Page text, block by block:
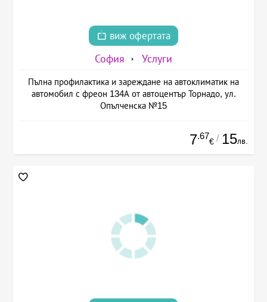
виж офертата
София Услуги
Пълна профилактика и зареждане на автоклиматик на
автомобил с фреон 134А от автоцентър Торнадо, ул.
Опълченска №15
7.67
€ / 15лв.